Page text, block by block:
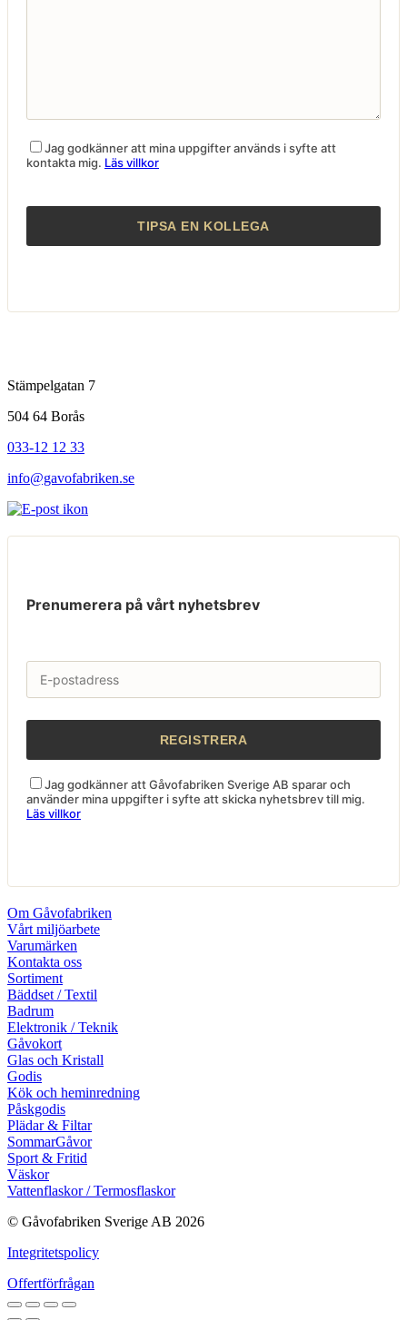
Jag godkänner att mina uppgifter används i syfte att
kontakta mig. Läs villkor
Stämpelgatan 7
504 64 Borås
033-12 12 33
info@gavofabriken.se
Prenumerera på vårt nyhetsbrev
Jag godkänner att Gåvofabriken Sverige AB sparar och
använder mina uppgifter i syfte att skicka nyhetsbrev till mig.
Läs villkor
Om Gåvofabriken
Vårt miljöarbete
Varumärken
Kontakta oss
Sortiment
Bäddset / Textil
Badrum
Elektronik / Teknik
Gåvokort
Glas och Kristall
Godis
Kök och heminredning
Påskgodis
Plädar & Filtar
SommarGåvor
Sport & Fritid
Väskor
Vattenflaskor / Termosflaskor
© Gåvofabriken Sverige AB 2026
Integritetspolicy
Offertförfrågan